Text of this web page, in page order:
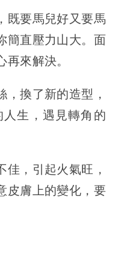
既要馬兒好又要馬
簡直壓力山大。面
來解決。
換了新的造型，
生，遇見轉角的
，引起火氣旺，
皮膚上的變化，要